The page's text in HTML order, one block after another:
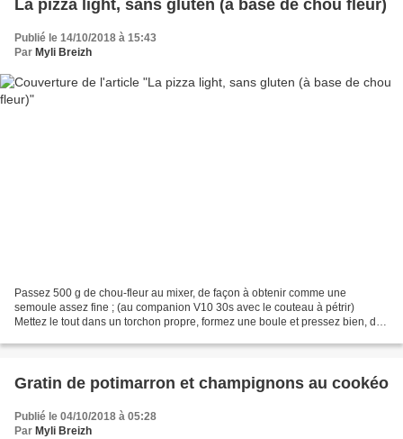
La pizza light, sans gluten (à base de chou fleur)
Publié le 14/10/2018 à 15:43
Par Myli Breizh
Passez 500 g de chou-fleur au mixer, de façon à obtenir comme une
semoule assez fine ; (au companion V10 30s avec le couteau à pétrir)
Mettez le tout dans un torchon propre, formez une boule et pressez bien, de
Gratin de potimarron et champignons au cookéo
Publié le 04/10/2018 à 05:28
Par Myli Breizh